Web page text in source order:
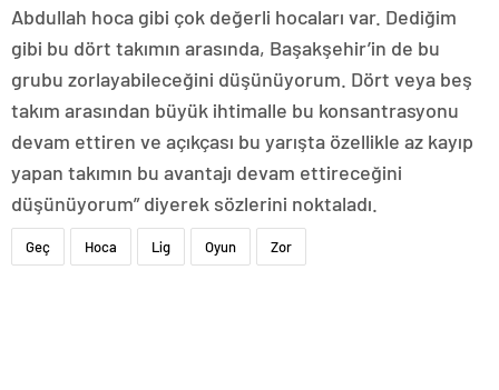
Abdullah hoca gibi çok değerli hocaları var. Dediğim
gibi bu dört takımın arasında, Başakşehir’in de bu
grubu zorlayabileceğini düşünüyorum. Dört veya beş
takım arasından büyük ihtimalle bu konsantrasyonu
devam ettiren ve açıkçası bu yarışta özellikle az kayıp
yapan takımın bu avantajı devam ettireceğini
düşünüyorum” diyerek sözlerini noktaladı.
Geç Hoca Lig Oyun Zor